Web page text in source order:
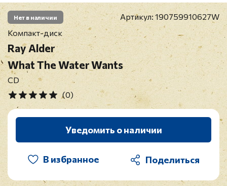
Нет в наличии Артикул: 190759910627W
Компакт-диск
Ray Alder
What The Water Wants
CD
(0)
Уведомить о наличии
В избранное